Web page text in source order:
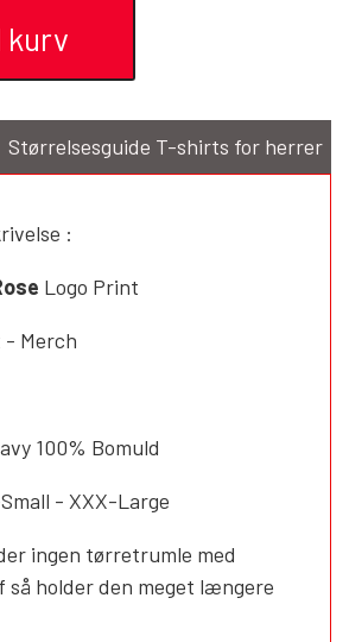
kurv
Størrelsesguide T-shirts for herrer
:
Logo Print
Merch
100% Bomuld
- XXX-Large
ingen tørretrumle med
så holder den meget længere